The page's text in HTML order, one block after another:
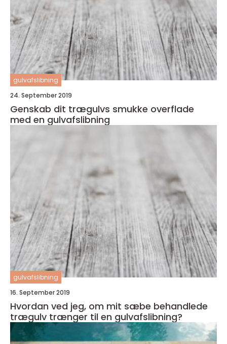
gulvafslibning
24. September 2019
Genskab dit trægulvs smukke overflade
med en gulvafslibning
gulvafslibning
16. September 2019
Hvordan ved jeg, om mit sæbe behandlede
trægulv trænger til en gulvafslibning?